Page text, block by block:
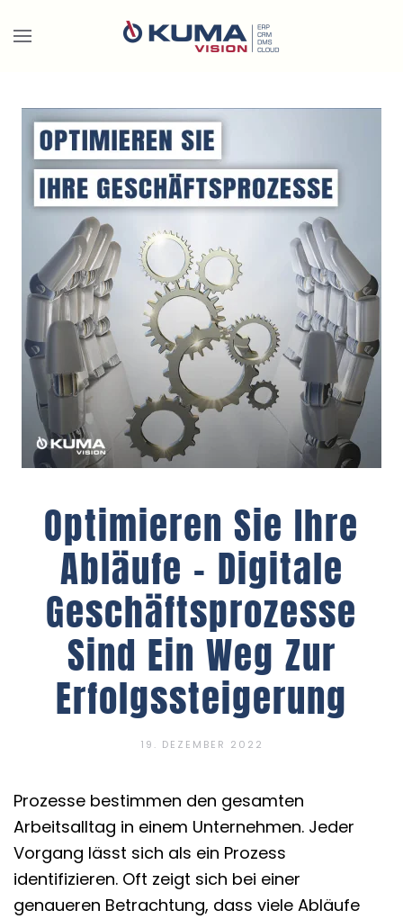
Optimieren Sie Ihre
Abläufe – Digitale
Geschäftsprozesse
Sind Ein Weg Zur
Erfolgssteigerung
19. DEZEMBER 2022
Prozesse bestimmen den gesamten
Arbeitsalltag in einem Unternehmen. Jeder
Vorgang lässt sich als ein Prozess
identifizieren. Oft zeigt sich bei einer
genaueren Betrachtung, dass viele Abläufe